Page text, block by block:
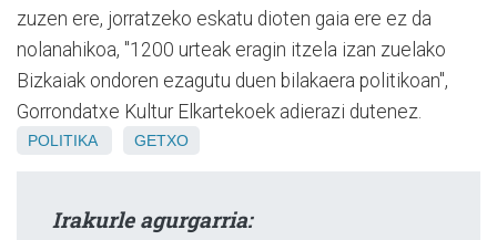
zuzen ere, jorratzeko eskatu dioten gaia ere ez da
nolanahikoa, "1200 urteak eragin itzela izan zuelako
Bizkaiak ondoren ezagutu duen bilakaera politikoan",
Gorrondatxe Kultur Elkartekoek adierazi dutenez.
POLITIKA GETXO
Irakurle agurgarria: